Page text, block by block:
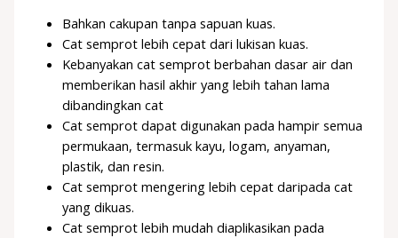
Bahkan cakupan tanpa sapuan kuas.
Cat semprot lebih cepat dari lukisan kuas.
Kebanyakan cat semprot berbahan dasar air dan
memberikan hasil akhir yang lebih tahan lama
dibandingkan cat
Cat semprot dapat digunakan pada hampir semua
permukaan, termasuk kayu, logam, anyaman,
plastik, dan resin.
Cat semprot mengering lebih cepat daripada cat
yang dikuas.
Cat semprot lebih mudah diaplikasikan pada